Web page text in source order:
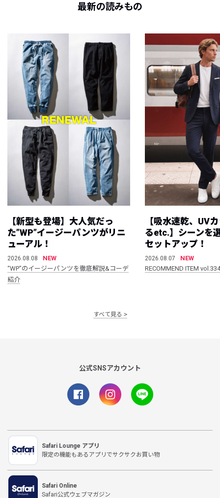
最新の読みもの
【新型も登場】大人気だっ
た”WP”イージーパンツがリニ
ューアル！
2026.08.08
NEW
“WP”のイージーパンツを徹底解説&コーデ
紹介
【吸水速乾、UV
るetc.】シーンを
セットアップ！
2026.08.07
NEW
RECOMMEND ITEM vol.334
すべて見る
公式SNSアカウント
Safari Lounge アプリ
限定の機能もあるアプリでサクサクお買い物
Safari Online
Safari公式ウェブマガジン